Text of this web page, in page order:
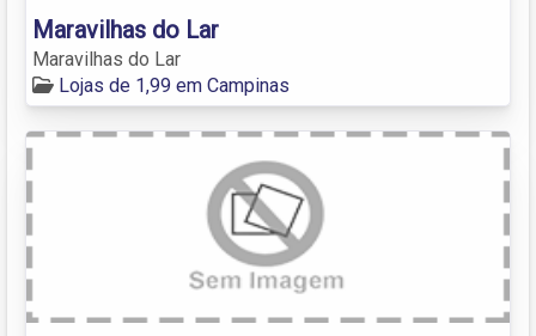
Maravilhas do Lar
Maravilhas do Lar
Lojas de 1,99 em Campinas